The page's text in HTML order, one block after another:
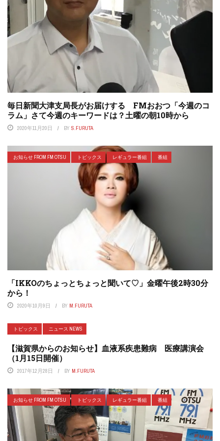
毎日新聞大津支局長がお届けする FMおおつ「今週のコ
ラム」さて今週のキーワードは？土曜の朝10時から
2020年11月20日 BY S.FURUTA
お知らせ FROM FM OTSU トピックス レギュラー番組 番組
「IKKOのちょっとちょっと聞いて♡」金曜午後2時30分
から！
2020年10月9日 BY M.FURUTA
トピックス ニュース NEWS
【滋賀県からのお知らせ】血液系疾患難病 医療講演会
（1月15日開催）
2017年12月28日 BY M.FURUTA
お知らせ FROM FM OTSU トピックス レギュラー番組 番組